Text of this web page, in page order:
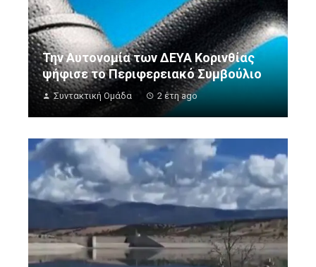
Την Αυτονομία των ΔΕΥΑ Κορινθίας
ψήφισε το Περιφερειακό Συμβούλιο
Συντακτική Ομάδα 2 έτη ago